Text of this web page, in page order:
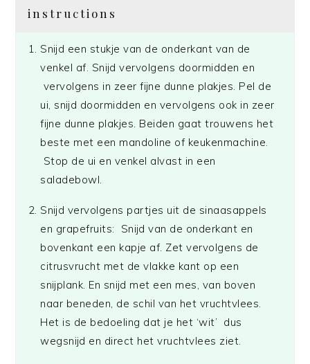
instructions
Snijd een stukje van de onderkant van de
venkel af. Snijd vervolgens doormidden en
vervolgens in zeer fijne dunne plakjes. Pel de
ui, snijd doormidden en vervolgens ook in zeer
fijne dunne plakjes. Beiden gaat trouwens het
beste met een mandoline of keukenmachine.
Stop de ui en venkel alvast in een
saladebowl.
Snijd vervolgens partjes uit de sinaasappels
en grapefruits: Snijd van de onderkant en
bovenkant een kapje af. Zet vervolgens de
citrusvrucht met de vlakke kant op een
snijplank. En snijd met een mes, van boven
naar beneden, de schil van het vruchtvlees.
Het is de bedoeling dat je het ‘wit’ dus
wegsnijd en direct het vruchtvlees ziet.